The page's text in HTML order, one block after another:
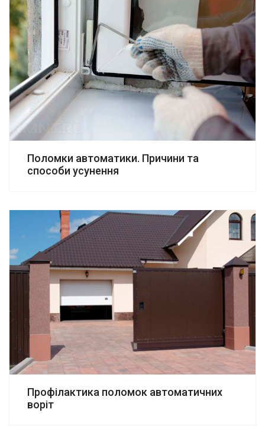
Поломки автоматики. Причини та
способи усунення
Профілактика поломок автоматичних
воріт